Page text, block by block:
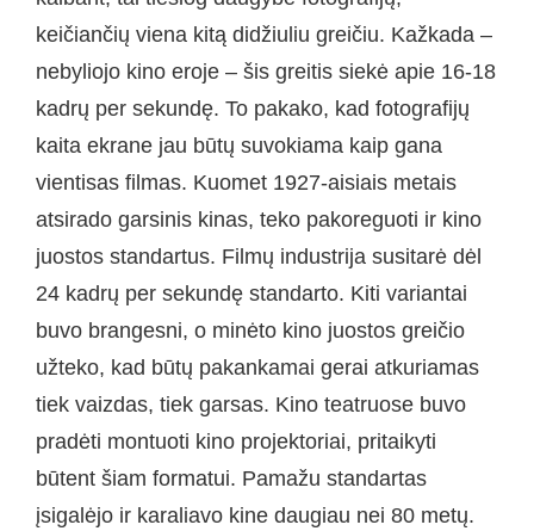
keičiančių viena kitą didžiuliu greičiu. Kažkada –
nebyliojo kino eroje – šis greitis siekė apie 16-18
kadrų per sekundę. To pakako, kad fotografijų
kaita ekrane jau būtų suvokiama kaip gana
vientisas filmas. Kuomet 1927-aisiais metais
atsirado garsinis kinas, teko pakoreguoti ir kino
juostos standartus. Filmų industrija susitarė dėl
24 kadrų per sekundę standarto. Kiti variantai
buvo brangesni, o minėto kino juostos greičio
užteko, kad būtų pakankamai gerai atkuriamas
tiek vaizdas, tiek garsas. Kino teatruose buvo
pradėti montuoti kino projektoriai, pritaikyti
būtent šiam formatui. Pamažu standartas
įsigalėjo ir karaliavo kine daugiau nei 80 metų.